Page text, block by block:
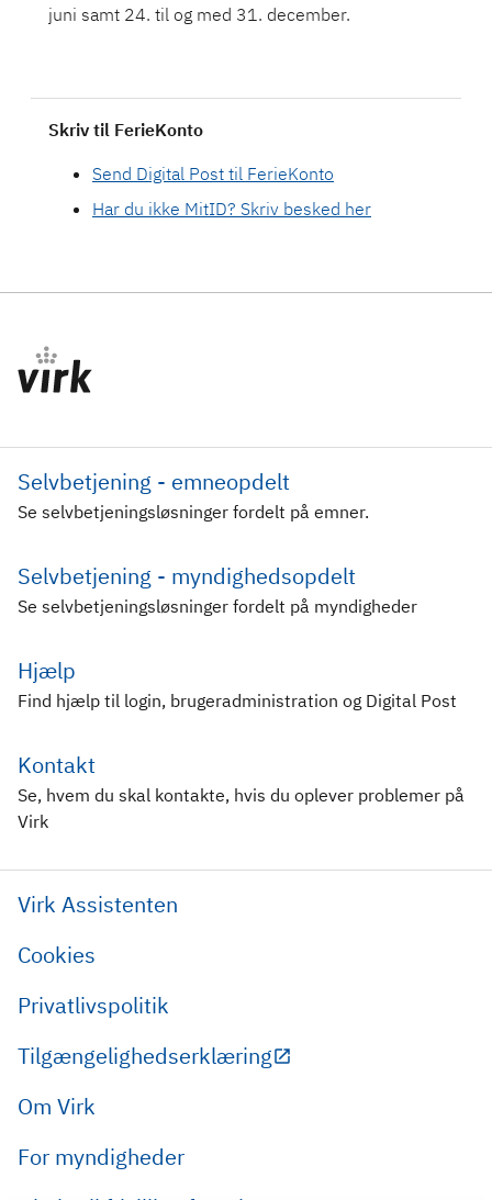
juni samt 24. til og med 31. december.
Skriv til FerieKonto
Send Digital Post til FerieKonto
Har du ikke MitID? Skriv besked her
Selvbetjening - emneopdelt
Se selvbetjeningsløsninger fordelt på emner.
Selvbetjening - myndighedsopdelt
Se selvbetjeningsløsninger fordelt på myndigheder
Hjælp
Find hjælp til login, brugeradministration og Digital Post
Kontakt
Se, hvem du skal kontakte, hvis du oplever problemer på
Virk
Virk Assistenten
Cookies
Privatlivspolitik
Tilgængelighedserklæring
Om Virk
For myndigheder